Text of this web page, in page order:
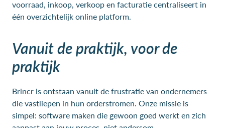
voorraad, inkoop, verkoop en facturatie centraliseert in
één overzichtelijk online platform.
Vanuit de praktijk, voor de
praktijk
Brincr is ontstaan vanuit de frustratie van ondernemers
die vastliepen in hun orderstromen. Onze missie is
simpel: software maken die gewoon goed werkt en zich